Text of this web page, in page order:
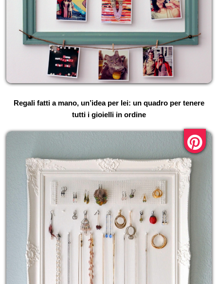
Regali fatti a mano, un’idea per lei: un quadro per tenere
tutti i gioielli in ordine